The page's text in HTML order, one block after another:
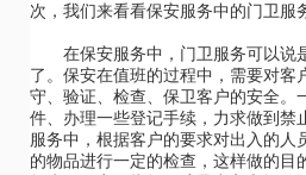
次，我们来看看保安服务中的门卫服
在保安服务中，门卫服务可以说
了。保安在值班的过程中，需要对客
守、验证、检查、保卫客户的安全。
件、办理一些登记手续，力求做到禁
服务中，根据客户的要求对出入的人
的物品进行一定的检查，这样做的目